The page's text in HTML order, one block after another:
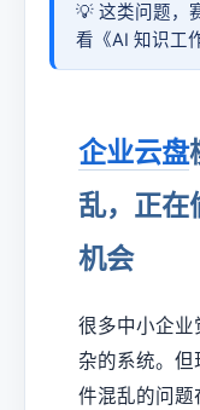
💡 这类问题，
看《AI 知识工
企业云盘
乱，正在
机会
很多中小企业
杂的系统。
件混乱的问题